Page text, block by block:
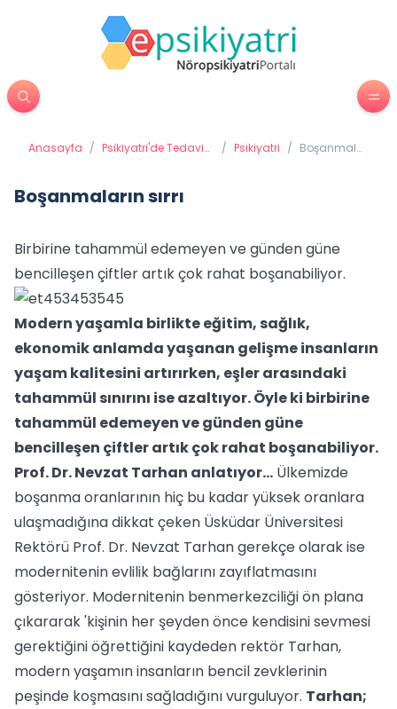
Anasayfa / Psikiyatri'de Tedavi
/ Psikiyatri / Boşanmaların
Boşanmaların sırrı
Birbirine tahammül edemeyen ve günden güne
bencilleşen çiftler artık çok rahat boşanabiliyor.
Modern yaşamla birlikte eğitim, sağlık,
ekonomik anlamda yaşanan gelişme insanların
yaşam kalitesini artırırken, eşler arasındaki
tahammül sınırını ise azaltıyor. Öyle ki birbirine
tahammül edemeyen ve günden güne
bencilleşen çiftler artık çok rahat boşanabiliyor.
Prof. Dr. Nevzat Tarhan anlatıyor… Ülkemizde
boşanma oranlarının hiç bu kadar yüksek oranlara
ulaşmadığına dikkat çeken Üsküdar Üniversitesi
Rektörü Prof. Dr. Nevzat Tarhan gerekçe olarak ise
modernitenin evlilik bağlarını zayıflatmasını
gösteriyor. Modernitenin benmerkezciliği ön plana
çıkararak 'kişinin her şeyden önce kendisini sevmesi
gerektiğini öğrettiğini kaydeden rektör Tarhan,
modern yaşamın insanların bencil zevklerinin
peşinde koşmasını sağladığını vurguluyor. Tarhan;